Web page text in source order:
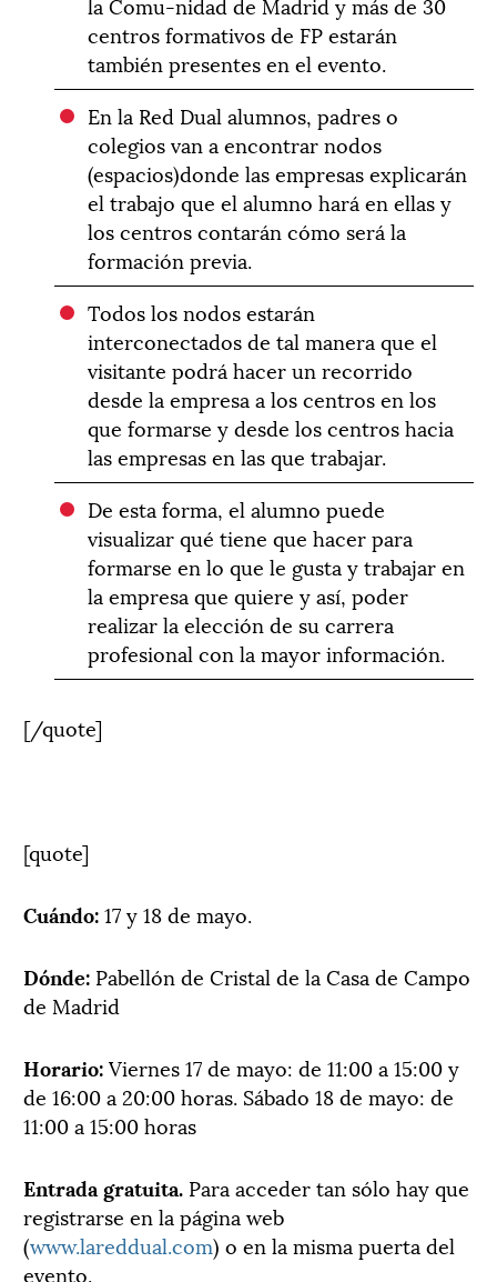
centros formativos de FP estarán
también presentes en el evento.
En la Red Dual alumnos, padres o
colegios van a encontrar nodos
(espacios)donde las empresas explicarán
el trabajo que el alumno hará en ellas y
los centros contarán cómo será la
formación previa.
Todos los nodos estarán
interconectados de tal manera que el
visitante podrá hacer un recorrido
desde la empresa a los centros en los
que formarse y desde los centros hacia
las empresas en las que trabajar.
De esta forma, el alumno puede
visualizar qué tiene que hacer para
formarse en lo que le gusta y trabajar en
la empresa que quiere y así, poder
realizar la elección de su carrera
profesional con la mayor información.
[/quote]
[quote]
Cuándo:17 y 18 de mayo.
Dónde: Pabellón de Cristal de la Casa de Campo
de Madrid
Horario:Viernes 17 de mayo: de 11:00 a 15:00 y
de 16:00 a 20:00 horas. Sábado 18 de mayo: de
11:00 a 15:00 horas
Entrada gratuita. Para acceder tan sólo hay que
registrarse en la página web
(www.lareddual.com) o en la misma puerta del
evento.